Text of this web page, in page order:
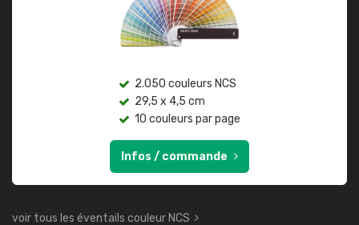
2.050 couleurs NCS
29,5 x 4,5 cm
10 couleurs par page
Infos / commande
voir tous les éventails couleur NCS